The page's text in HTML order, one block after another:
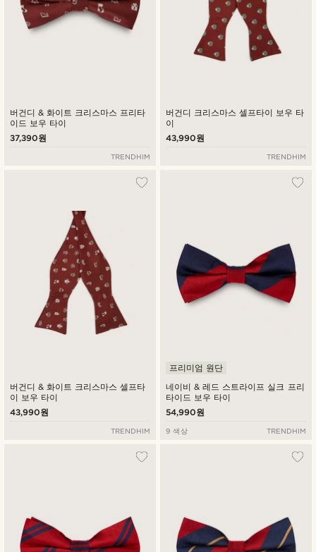
버건디 & 화이트 크리스마스 프리타
이드 보우 타이
37,390원
TRENDHIM
버건디 크리스마스 셀프타이 보우 타
이
43,990원
TRENDHIM
버건디 & 화이트 크리스마스 셀프타
이 보우 타이
43,990원
TRENDHIM
네이비 & 레드 스트라이프 실크 프리
타이드 보우 타이
프리미엄 원단
54,990원
9 색상 TRENDHIM